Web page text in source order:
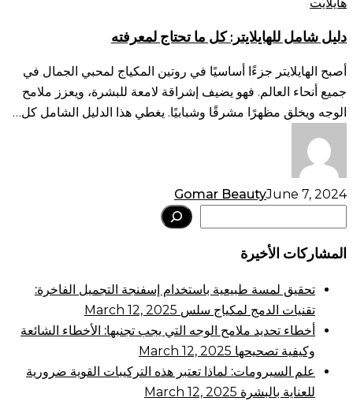
ما
تحتاج
لمعرفته
دليل شامل للهايلايتر: كل ما تحتاج لمعرفته
أصبح الهايلايتر جزءًا أساسيًا في روتين المكياج لمحبي الجمال في
جميع أنحاء العالم. فهو يضيف إشراقة لامعة للبشرة، ويعزز ملامح
الوجه ويخلق مظهرًا مشرقًا وشبابيًا. يغطي هذا الدليل الشامل كل…
Gomar BeautyJune 7, 2024
المشاركات الأخيرة
تحقيق لمسة طبيعية باستخدام إسفنجة التجميل الفاخرة:
تقنيات الدمج لمكياج سلس March 12, 2025
أخطاء تحديد ملامح الوجه التي يجب تجنبها: الأخطاء الشائعة
وكيفية تصحيحها March 12, 2025
علم السيرومات: لماذا تعتبر هذه التركيبات القوية ضرورية
للعناية بالبشرة March 12, 2025